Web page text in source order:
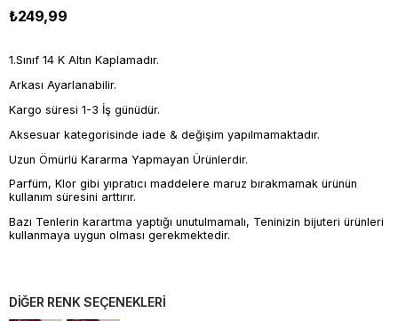
₺249,99
1.Sınıf 14 K Altın Kaplamadır.
Arkası Ayarlanabilir.
Kargo süresi 1-3 İş günüdür.
Aksesuar kategorisinde iade & değişim yapılmamaktadır.
Uzun Ömürlü Kararma Yapmayan Ürünlerdir.
Parfüm, Klor gibi yıpratıcı maddelere maruz bırakmamak ürünün
kullanım süresini arttırır.
Bazı Tenlerin karartma yaptığı unutulmamalı, Teninizin bijuteri ürünleri
kullanmaya uygun olması gerekmektedir.
DİĞER RENK SEÇENEKLERİ